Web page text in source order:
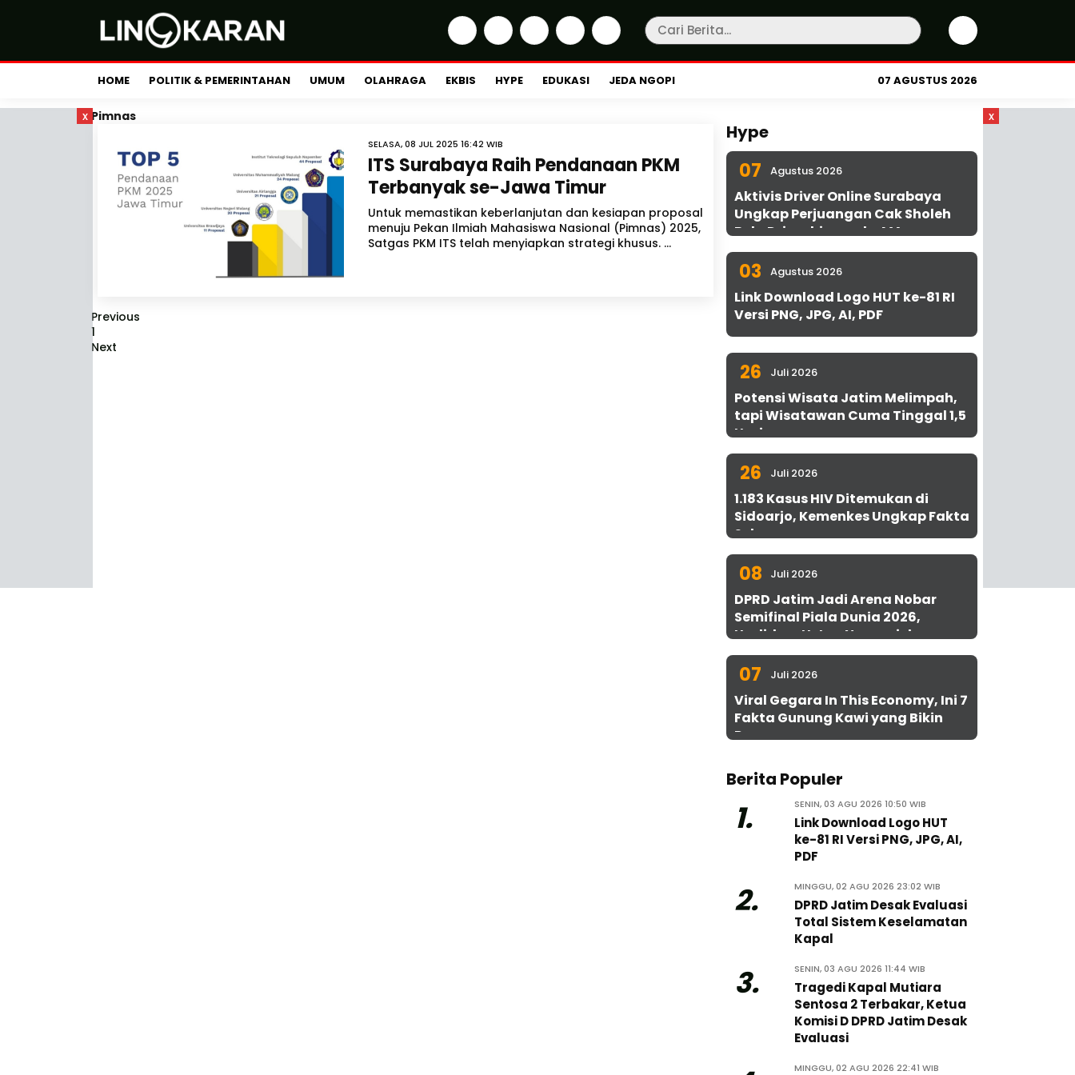
HOME POLITIK & PEMERINTAHAN UMUM OLAHRAGA EKBIS HYPE EDUKASI JEDA NGOPI 07 AGUSTUS 2026
x x
Pimnas
SELASA, 08 JUL 2025 16:42 WIB
ITS Surabaya Raih Pendanaan PKM
Terbanyak se-Jawa Timur
Untuk memastikan keberlanjutan dan kesiapan proposal
menuju Pekan Ilmiah Mahasiswa Nasional (Pimnas) 2025,
Satgas PKM ITS telah menyiapkan strategi khusus. ...
Previous
1
Next
Hype
07 Agustus 2026
Aktivis Driver Online Surabaya
Ungkap Perjuangan Cak Sholeh
Bela Driver hingga ke MA
03 Agustus 2026
Link Download Logo HUT ke-81 RI
Versi PNG, JPG, AI, PDF
26 Juli 2026
Potensi Wisata Jatim Melimpah,
tapi Wisatawan Cuma Tinggal 1,5
Hari
26 Juli 2026
1.183 Kasus HIV Ditemukan di
Sidoarjo, Kemenkes Ungkap Fakta
Sebenarnya
08 Juli 2026
DPRD Jatim Jadi Arena Nobar
Semifinal Piala Dunia 2026,
Hadirkan Uston Nawawi dan
UMKM Gratis untuk 1.000 Warga
07 Juli 2026
Viral Gegara In This Economy, Ini 7
Fakta Gunung Kawi yang Bikin
Penasaran
Berita Populer
1. SENIN, 03 AGU 2026 10:50 WIB
Link Download Logo HUT
ke-81 RI Versi PNG, JPG, AI,
PDF
2. MINGGU, 02 AGU 2026 23:02 WIB
DPRD Jatim Desak Evaluasi
Total Sistem Keselamatan
Kapal
3. SENIN, 03 AGU 2026 11:44 WIB
Tragedi Kapal Mutiara
Sentosa 2 Terbakar, Ketua
Komisi D DPRD Jatim Desak
Evaluasi
MINGGU, 02 AGU 2026 22:41 WIB